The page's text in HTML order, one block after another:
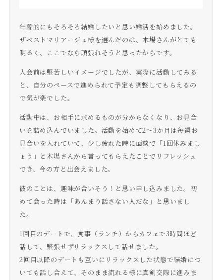
年齢的にもそろそろ結婚したいと思い婚活を始めました。
ザベストマリアージュ様を選んだのは、木場さんがとても
明るく、ここでなら頑張れそうと思ったからです。
入会前は堅苦しいイメージでしたが、実際に活動してみる
と、自分のペースで進められて予定も調整してもらえるの
で気が楽でした。
活動中は、お相手に求めるものが分からなくなり、お見合
いを詰め込んでいました。活動を始めて2～3か月は毎週お
見合いを入れていて、少し疲れた時に面談で「1回休みまし
ょう」と木場さんから言ってもらえたことでリフレッシュ
でき、今の方と出会えました。
彼のことは、趣味が合いそう！と思い申し込みました。初
めて会った時は「あんまり話さない人だな」と思いまし
た。
1回目のデートで、食事（ランチ）からカフェで3時間ほど
話して、緊張せずリラックスして話せました。
2回目以降のデートも互いにリラックスした状態で結婚につ
いても話し合えて、そのまま流れる様に真剣交際に進みま